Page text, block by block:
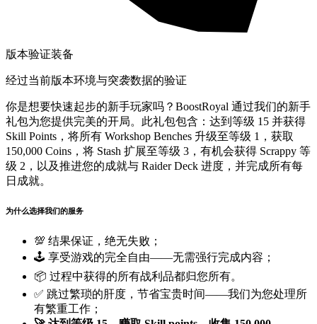
版本验证装备
经过当前版本环境与突袭数据的验证
你是想要快速起步的新手玩家吗？BoostRoyal 通过我们的新手
礼包为您提供完美的开局。此礼包包含：达到等级 15 并获得
Skill Points，将所有 Workshop Benches 升级至等级 1，获取
150,000 Coins，将 Stash 扩展至等级 3，有机会获得 Scrappy 等
级 2，以及推进您的成就与 Raider Deck 进度，并完成所有每
日成就。
为什么选择我们的服务
💯 结果保证，绝无失败；
🕹️ 享受游戏的完全自由——无需强行完成内容；
📦 过程中获得的所有战利品都归您所有。
✅ 跳过繁琐的肝度，节省宝贵时间——我们为您处理所
有繁重工作；